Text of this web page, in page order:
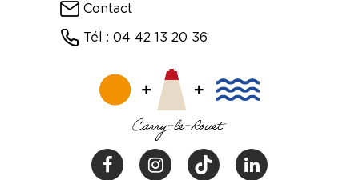
Contact
Tél : 04 42 13 20 36